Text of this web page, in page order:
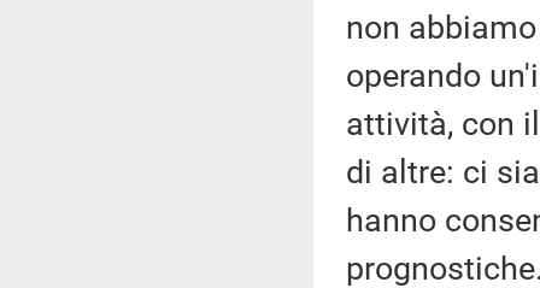
non
operando
attività, con
di altre: ci
hanno